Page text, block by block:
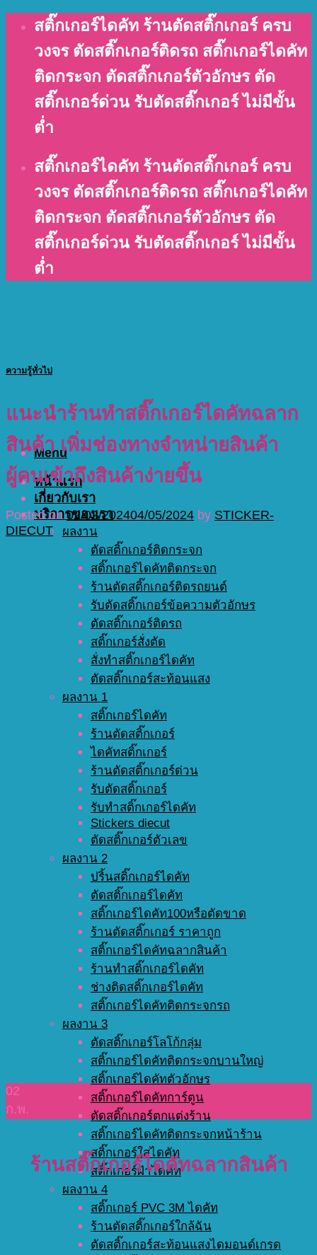
content
สติ๊กเกอร์ไดคัท ร้านตัดสติ๊กเกอร์ ครบ
วงจร ตัดสติ๊กเกอร์ติดรถ สติ๊กเกอร์ไดคัท
ติดกระจก ตัดสติ๊กเกอร์ตัวอักษร ตัด
สติ๊กเกอร์ด่วน รับตัดสติ๊กเกอร์ ไม่มีขั้น
ต่ำ
สติ๊กเกอร์ไดคัท ร้านตัดสติ๊กเกอร์ ครบ
วงจร ตัดสติ๊กเกอร์ติดรถ สติ๊กเกอร์ไดคัท
ติดกระจก ตัดสติ๊กเกอร์ตัวอักษร ตัด
สติ๊กเกอร์ด่วน รับตัดสติ๊กเกอร์ ไม่มีขั้น
ต่ำ
Menu
หน้าแรก
เกี่ยวกับเรา
บริการของเรา
ผลงาน
ตัดสติ๊กเกอร์ติดกระจก
สติ๊กเกอร์ไดคัทติดกระจก
ร้านตัดสติ๊กเกอร์ติดรถยนต์
รับตัดสติ๊กเกอร์ข้อความตัวอักษร
ตัดสติ๊กเกอร์ติดรถ
สติ๊กเกอร์สั่งตัด
สั่งทำสติ๊กเกอร์ไดคัท
ตัดสติ๊กเกอร์สะท้อนแสง
ผลงาน 1
สติ๊กเกอร์ไดคัท
ร้านตัดสติ๊กเกอร์
ไดคัทสติ๊กเกอร์
ร้านตัดสติ๊กเกอร์ด่วน
รับตัดสติ๊กเกอร์
รับทำสติ๊กเกอร์ไดคัท
Stickers diecut
ตัดสติ๊กเกอร์ตัวเลข
ผลงาน 2
ปริ้นสติ๊กเกอร์ไดคัท
ตัดสติ๊กเกอร์ไดคัท
สติ๊กเกอร์ไดคัท100หรือตัดขาด
ร้านตัดสติ๊กเกอร์ ราคาถูก
สติ๊กเกอร์ไดคัทฉลากสินค้า
ร้านทำสติ๊กเกอร์ไดคัท
ช่างติดสติ๊กเกอร์ไดคัท
สติ๊กเกอร์ไดคัทติดกระจกรถ
ผลงาน 3
ตัดสติ๊กเกอร์โลโก้กลุ่ม
สติ๊กเกอร์ไดคัทติดกระจกบานใหญ่
สติ๊กเกอร์ไดคัทตัวอักษร
สติ๊กเกอร์ไดคัทการ์ตูน
ตัดสติ๊กเกอร์ตกแต่งร้าน
สติ๊กเกอร์ไดคัทติดกระจกหน้าร้าน
สติ๊กเกอร์ใสไดคัท
สติ๊กเกอร์ฝ้าไดคัท
ผลงาน 4
สติ๊กเกอร์ PVC 3M ไดคัท
ร้านตัดสติ๊กเกอร์ใกล้ฉัน
ตัดสติ๊กเกอร์สะท้อนแสงไดมอนด์เกรด
ความรู้ทั่วไป
แนะนำร้านทำสติ๊กเกอร์ไดคัทฉลาก
สินค้า เพิ่มช่องทางจำหน่ายสินค้า
ผู้คนเข้าถึงสินค้าง่ายขึ้น
Posted on02/02/202404/05/2024 by STICKER-
DIECUT
02
ก.พ.
ร้านสติ๊กเกอร์ไดคัทฉลากสินค้า